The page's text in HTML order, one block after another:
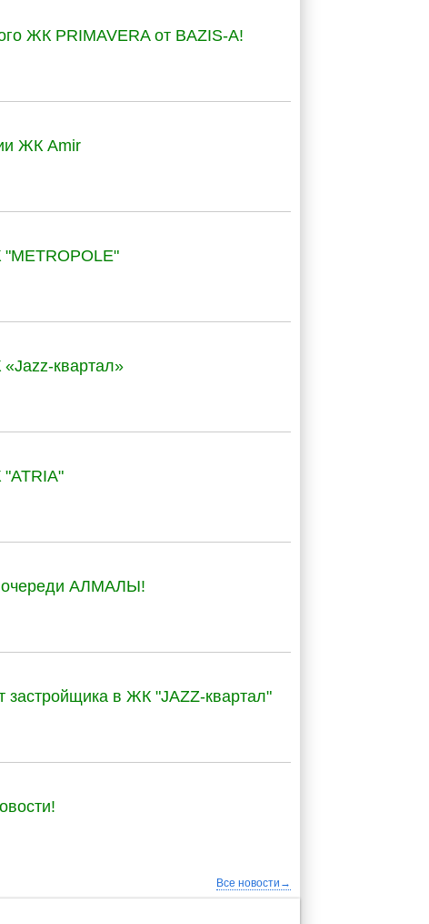
ЖК PRIMAVERA от BAZIS-A!
ЖК Amir
квартал»
очереди АЛМАЛЫ!
застройщика в ЖК "JAZZ-квартал"
Все новости→